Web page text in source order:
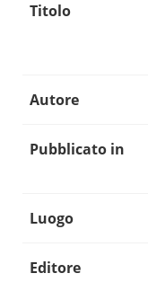
Titolo
Autore
Pubblicato in
Luogo
Editore